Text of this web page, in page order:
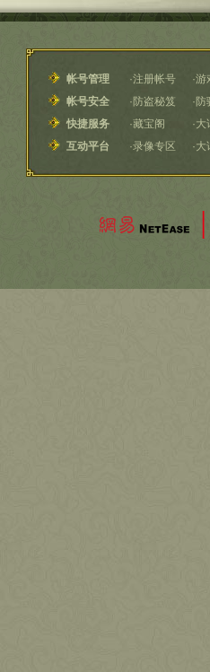
帐号管理 ·注册帐号 ·游
帐号安全
· 防盗秘笈 · 防
快捷服务
·藏宝阁 ·大
互动平台
·录像专区 ·大